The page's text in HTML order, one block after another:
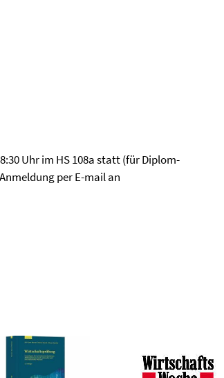
Uhr im HS 108a statt (für Diplom-
per E-mail an